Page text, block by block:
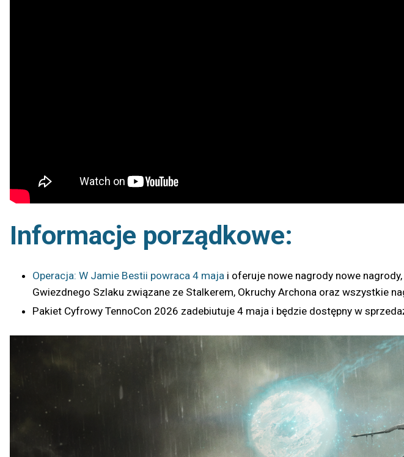
Informacje porządkowe:
Operacja: W Jamie Bestii powraca 4 maja i oferuje nowe nagrody nowe
Gwiezdnego Szlaku związane ze Stalkerem, Okruchy Archona oraz wszystkie
Pakiet Cyfrowy TennoCon 2026 zadebiutuje 4 maja i będzie dostępny w